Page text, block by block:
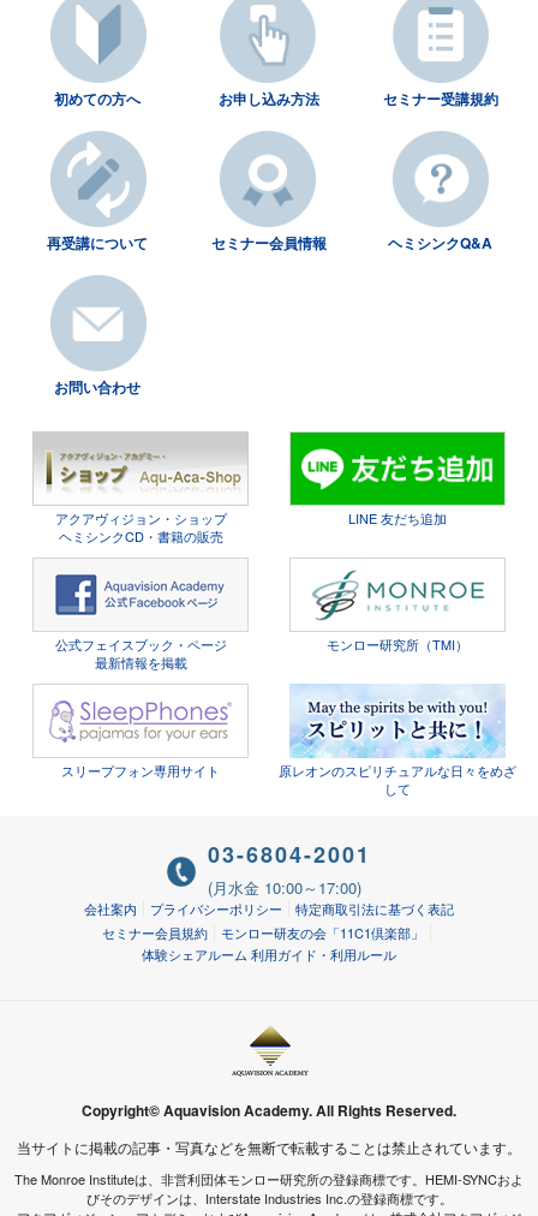
初めての方へ お申し込み方法 セミナー受講規約
再受講について セミナー会員情報 ヘミシンクQ&A
お問い合わせ
アクアヴィジョン・ショップ
ヘミシンクCD・書籍の販売
LINE 友だち追加
公式フェイスブック・ページ
最新情報を掲載
モンロー研究所（TMI）
スリープフォン専用サイト
原レオンのスピリチュアルな日々をめざ
して
会社案内 プライバシーポリシー
特定商取引法に基づく表記
セミナー会員規約
モンロー研友の会「11C1倶楽部」
体験シェアルーム 利用ガイド・利用ルール
03-6804-2001
(月水金 10:00～17:00)
Copyright© Aquavision Academy. All Rights Reserved.
当サイトに掲載の記事・写真などを無断で転載することは禁止されています。
The Monroe Instituteは、非営利団体モンロー研究所の登録商標です。HEMI-SYNCおよ
びそのデザインは、Interstate Industries Inc.の登録商標です。